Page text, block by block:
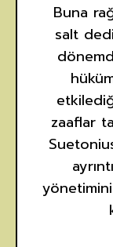
Buna
salt
zaaflar